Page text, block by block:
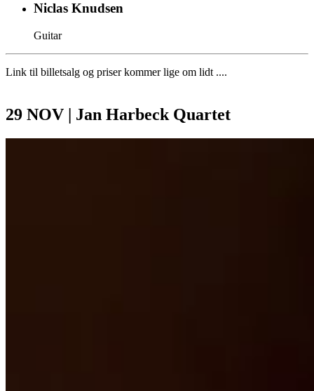
Niclas Knudsen
Guitar
Link til billetsalg og priser kommer lige om lidt ....
29 NOV | Jan Harbeck Quartet